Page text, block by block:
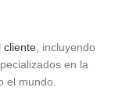
cliente, incluyendo
en la
el mundo.